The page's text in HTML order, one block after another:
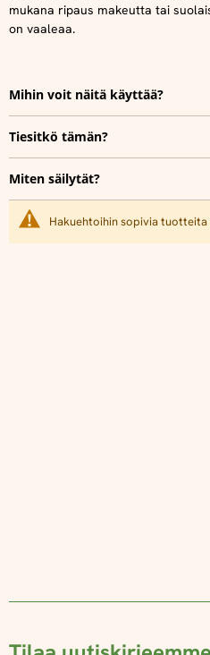
mukana ripaus makeutta tai
on vaaleaa.
Mihin voit näitä käyttää?
Tiesitkö tämän?
Miten säilytät?
Hakuehtoihin sopivia tuotteita